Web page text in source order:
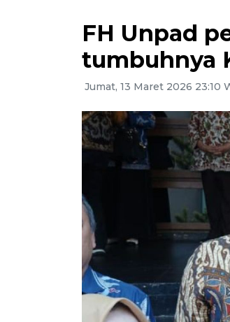
FH Unpad
tumbuhnya
Jumat, 13 Maret 2026 23:10